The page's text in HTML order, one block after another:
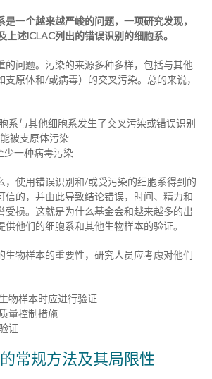
一个越来越严峻的问题，一项研究发现，
述ICLAC列出的错误识别的细胞系。
的问题。污染的来源多种多样，包括与其他
原体和/或病毒）的交叉污染。总的来说，
系与其他细胞系发生了交叉污染或错误识别
被支原体污染
少一种病毒污染
，使用错误识别和/或受污染的细胞系得到的
信的，并由此导致结论错误，时间、精力和
受损。这就是为什么基金会和越来越多的出
他们的细胞系和其他生物样本的验证。
生物样本的重要性，研究人员应考虑对他们
物样本时应进行验证
量控制措施
证
常规方法及其局限性